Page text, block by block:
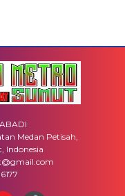
Medan Petisah,
Indonesia